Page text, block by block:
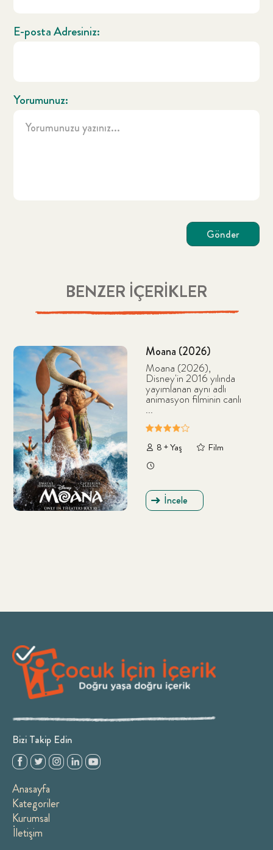
E-posta Adresiniz:
Yorumunuz:
Gönder
BENZER İÇERİKLER
Moana (2026)
Moana (2026),
Disney'in 2016 yılında
yayımlanan aynı adlı
animasyon filminin canlı
...
8 + Yaş Film
İncele
Bizi Takip Edin
Anasayfa
Kategoriler
Kurumsal
İletişim